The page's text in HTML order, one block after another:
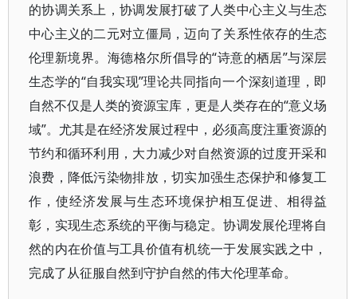
的协调关系上，协调发展打破了人类中心主义与生态
中心主义的二元对立僵局，迈向了关系性依存的生态
伦理新境界。海德格尔所倡导的“诗意的栖居”与深层
生态学的“自我实现”理论共同指向一个深刻道理，即
自然不仅是人类的资源宝库，更是人类存在的“意义场
域”。尤其是在经济发展过程中，必须高度注重资源的
节约和循环利用，大力减少对自然资源的过度开采和
浪费，降低污染物排放，切实加强生态保护和修复工
作，使经济发展与生态环境保护相互促进、相得益
彰，实现生态系统的平衡与稳定。协调发展伦理将自
然的内在价值与工具价值有机统一于发展实践之中，
完成了从征服自然到守护自然的伟大伦理革命。